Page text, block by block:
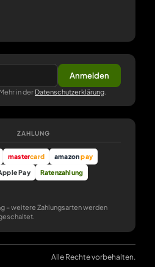
Anmelden
in der Datenschutzerklärung
ZAHLUNG
mastercard amazonpay
Pay
Ratenzahlung
– weitere Zahlungsarten werden
Alle Rechte vorbehalten.